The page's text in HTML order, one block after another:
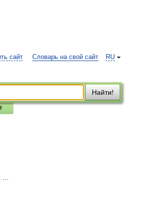
RU
сайт Словарь на свой сайт
Найти!